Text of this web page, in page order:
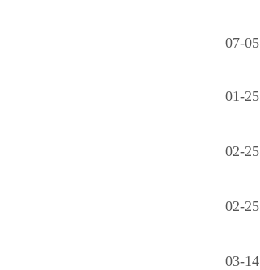
07-05
01-25
02-25
02-25
03-14